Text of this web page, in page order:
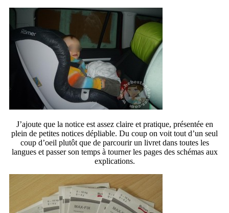
J’ajoute que la notice est assez claire et pratique, présentée en
plein de petites notices dépliable. Du coup on voit tout d’un seul
coup d’oeil plutôt que de parcourir un livret dans toutes les
langues et passer son temps à tourner les pages des schémas aux
explications.